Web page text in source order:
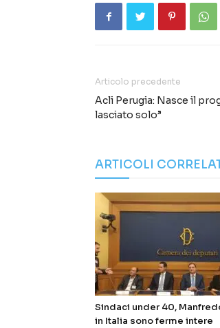
Articolo precedente
Acli Perugia: Nasce il
lasciato solo”
ARTICOLI
Sindaci under 40,
in Italia sono ferme intere